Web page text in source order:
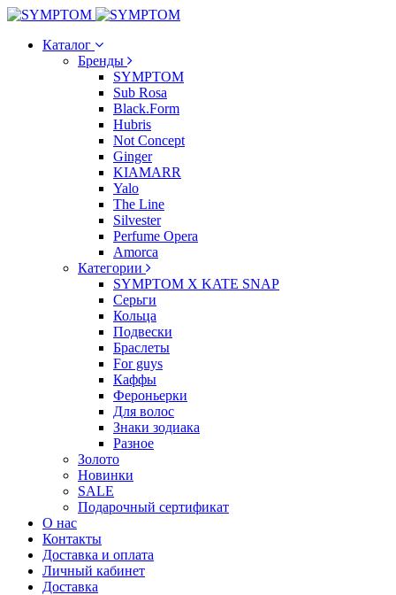
Каталог
Бренды
SYMPTOM
Sub Rosa
Black.Form
Hubris
Not Concept
Ginger
KIAMARR
Yalo
The Line
Silvester
Perfume Opera
Amorca
Категории
SYMPTOM X KATE SNAP
Серьги
Кольца
Подвески
Браслеты
For guys
Каффы
Фероньерки
Для волос
Знаки зодиака
Разное
Золото
Новинки
SALE
Подарочный сертификат
О нас
Контакты
Доставка и оплата
Личный кабинет
Доставка